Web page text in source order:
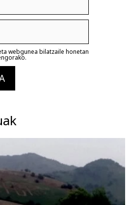
webgunea bilatzaile honetan